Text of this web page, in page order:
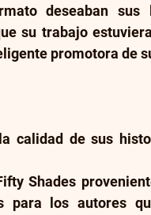
deseaban
su trabajo
promotora de
calidad de sus
Shades
para los autores